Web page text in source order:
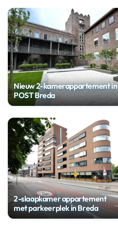
Nieuw 2-kamerappartement in
POST Breda
2-slaapkamer appartement
met parkeerplek in Breda